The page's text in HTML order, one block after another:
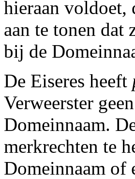
hieraan voldoet,
aan te tonen
bij de
De Eiseres heeft
Verweerster
Domeinnaam.
merkrechten te
Domeinnaam of